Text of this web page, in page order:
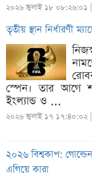
২০২৬ জুলাই ১৮ ০৮:২৬:০১ |
তৃতীয় স্থান নির্ধারণী
স্পেন। তার আগে
ইংল্যান্ড ও ...
২০২৬ জুলাই ১৭ ১৭:৪০:০২ |
২০২৬ বিশ্বকাপ:
এগিয়ে কারা